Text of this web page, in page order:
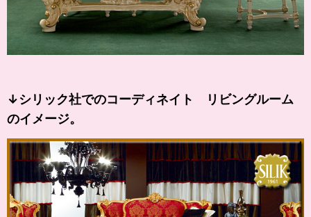
↓シリック社でのコーディネイト リビングルーム
のイメージ。